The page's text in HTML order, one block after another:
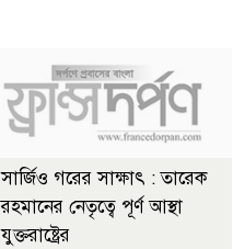
সার্জিও গরের সাক্ষাৎ : তারেক
রহমানের নেতৃত্বে পূর্ণ আস্থা
যুক্তরাষ্ট্রের